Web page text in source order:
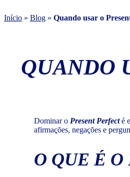
Início » Blog » Quando usar o
QUANDO
Dominar o Present Perfecté
afirmações, negações e
O QUE É